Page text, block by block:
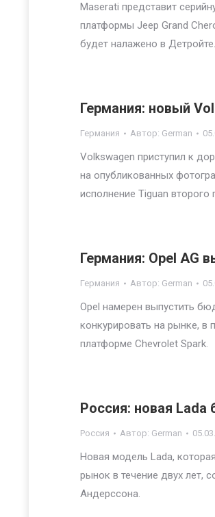
Maserati представит
платформы Jeep Grand
будет налажено в Детройте.
Германия: новый
Германия Автор: German
Volkswagen приступил к
на опубликованных
исполнение Tiguan
Германия: Opel AG
Германия Автор: German
Opel намерен выпустить
конкурировать на рынке, в
платформе Chevrolet Spark.
Россия: новая Lada
Россия Автор: German
Новая модель Lada,
рынок в течение двух лет,
Андерссона.